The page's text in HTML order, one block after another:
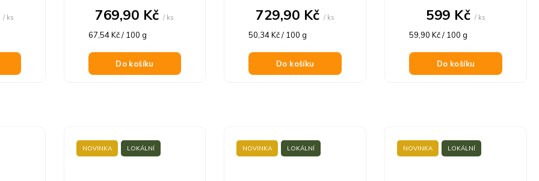
/ ks 769,90 Kč/ ks
Měrná
67,54 Kč / 100 g
Do košíku
729,90 Kč/ ks
Měrná
50,34 Kč / 100 g
Do košíku
599 Kč / ks
Měrná
59,90 Kč / 100 g
Do košíku
NOVINKA LOKÁLNÍ NOVINKA LOKÁLNÍ NOVINKA LOKÁLNÍ